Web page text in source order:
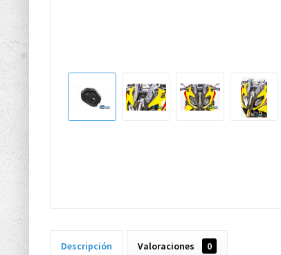
Descripción Valoraciones 0